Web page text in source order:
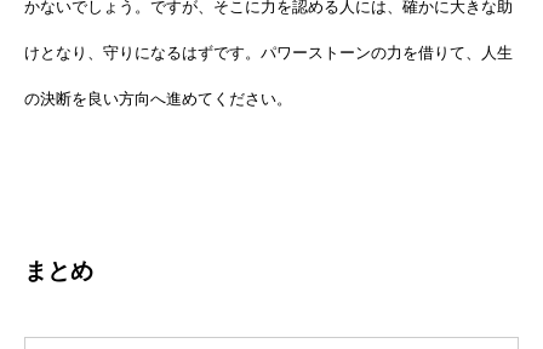
かないでしょう。ですが、そこに力を認める人には、確かに大きな助
けとなり、守りになるはずです。パワーストーンの力を借りて、人生
の決断を良い方向へ進めてください。
まとめ